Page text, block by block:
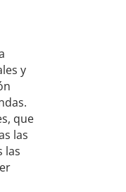
y
que
las
las